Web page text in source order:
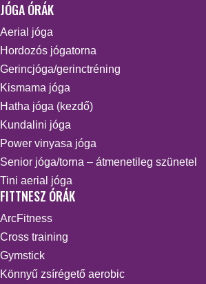
JÓGA ÓRÁK
Aerial jóga
Hordozós jógatorna
Gerincjóga/gerinctréning
Kismama jóga
Hatha jóga (kezdő)
Kundalini jóga
Power vinyasa jóga
Senior jóga/torna – átmenetileg szünetel
Tini aerial jóga
FITTNESZ ÓRÁK
ArcFitness
Cross training
Gymstick
Könnyű zsírégető aerobic